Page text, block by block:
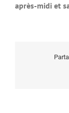
après-midi et